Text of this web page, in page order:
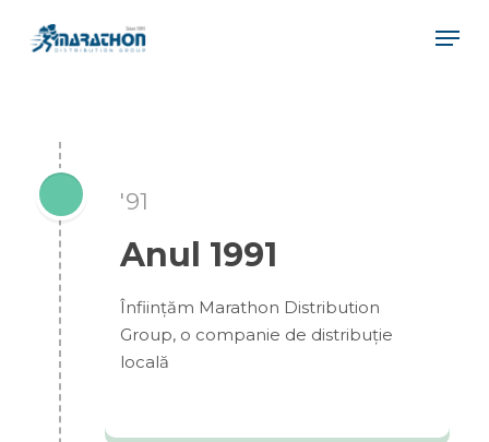
'91
Anul 1991
Înființăm Marathon Distribution
Group, o companie de distribuție
locală